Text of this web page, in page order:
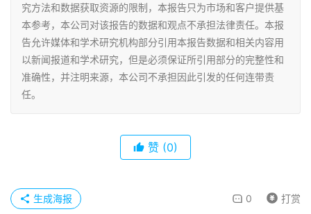
究方法和数据获取资源的限制，本报告只为市场和客户提供基
本参考，本公司对该报告的数据和观点不承担法律责任。本报
告允许媒体和学术研究机构部分引用本报告数据和相关内容用
以新闻报道和学术研究，但是必须保证所引用部分的完整性和
准确性，并注明来源，本公司不承担因此引发的任何连带责
任。
赞 (0)
0 打赏
生成海报